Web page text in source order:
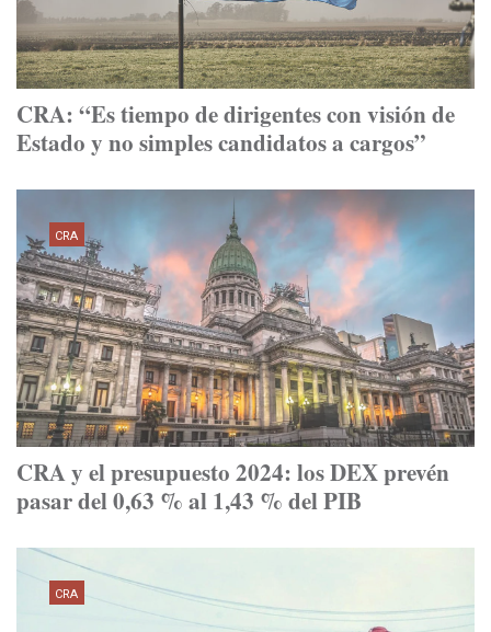
CRA: “Es tiempo de dirigentes con visión de
Estado y no simples candidatos a cargos”
CRA
CRA y el presupuesto 2024: los DEX prevén
pasar del 0,63 % al 1,43 % del PIB
CRA